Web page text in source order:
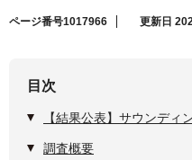
ページ番号1017966 更新日
目次
【結果公表】サウンディ
調査概要